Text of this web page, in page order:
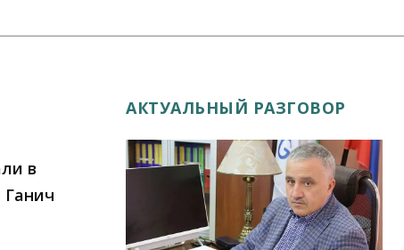
в
Ганич
АКТУАЛЬНЫЙ РАЗГОВОР